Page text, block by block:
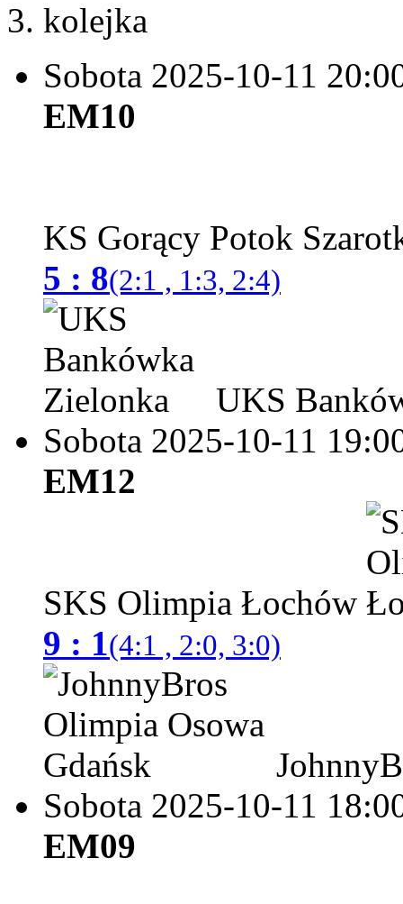
3. kolejka
Sobota 2025-10-11
EM10
KS Gorący Potok
5 : 8(2:1 , 1:3, 2:4)
UKS
Sobota 2025-10-11
EM12
SKS Olimpia Łochów
9 : 1(4:1 , 2:0, 3:0)
Sobota 2025-10-11
EM09